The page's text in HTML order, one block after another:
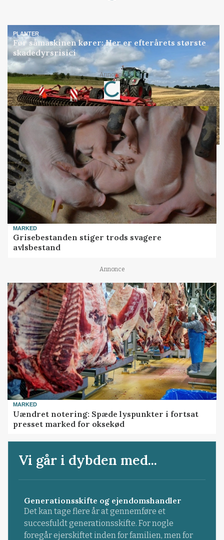
PLANTER
Før såmaskinen kører: Her er efterårets største
skadedyrsrisici
Annonce
Loading...
MARKED
Grisebestanden stiger trods svagere
avlsbestand
Annonce
MARKED
Uændret notering: Spæde lyspunkter i fortsat
presset marked for oksekød
Vi går i dybden med...
Generationsskifte og ejendomshandler
Det kan tage flere år at gennemføre et
succesfuldt generationsskifte. For nogle
foregår ejerskiftet inden for familien, men for